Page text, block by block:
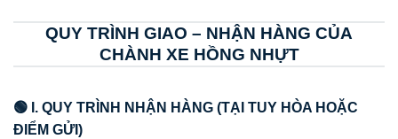
QUY TRÌNH GIAO – NHẬN HÀNG CỦA
CHÀNH XE HỒNG NHỰT
🟢 I. QUY TRÌNH NHẬN HÀNG (TẠI TUY HÒA HOẶC
ĐIỂM GỬI)